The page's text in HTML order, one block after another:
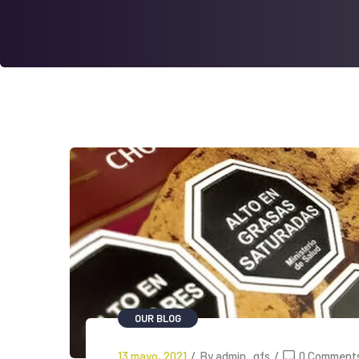
OUR BLOG
13 mayo, 2021 / By admin_gfs / 0